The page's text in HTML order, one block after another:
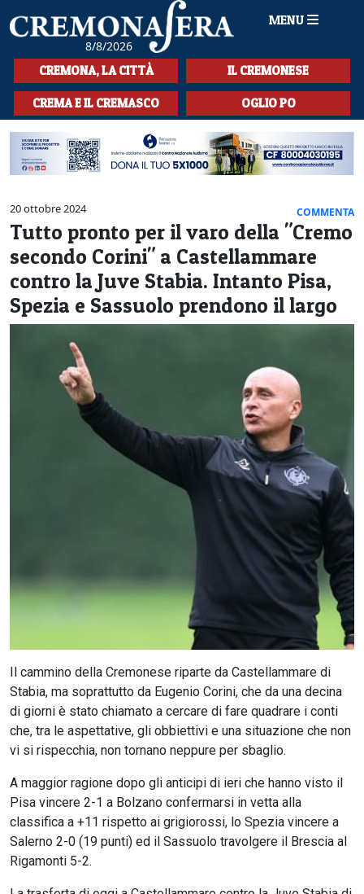
8/8/2026
MENU
HOME
CRONACA
SPORT
LA MUSICA
CULTURA
LA STORIA
SPETTACOLI
L'EDITORIALE
SEZIONI
CERCA
CREMONA, LA CITTÀ IL CREMONESE
CREMA E IL CREMASCO OGLIO PO
20 ottobre 2024 COMMENTA
Tutto pronto per il varo della "Cremo
secondo Corini" a Castellammare
contro la Juve Stabia. Intanto Pisa,
Spezia e Sassuolo prendono il largo
Il cammino della Cremonese riparte da Castellammare di
Stabia, ma soprattutto da Eugenio Corini, che da una decina
di giorni è stato chiamato a cercare di fare quadrare i conti
che, tra le aspettative, gli obbiettivi e una situazione che non
vi si rispecchia, non tornano neppure per sbaglio.
A maggior ragione dopo gli anticipi di ieri che hanno visto il
Pisa vincere 2-1 a Bolzano confermarsi in vetta alla
classifica a +11 rispetto ai grigiorossi, lo Spezia vincere a
Salerno 2-0 (19 punti) ed il Sassuolo travolgere il Brescia al
Rigamonti 5-2.